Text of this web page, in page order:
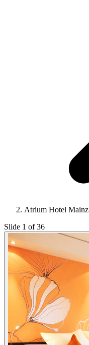
Atrium Hotel Mainz
Slide 1 of 36